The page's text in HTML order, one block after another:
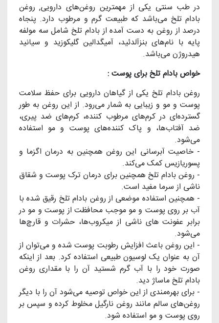
در طب سنتی یکی از مهمترین روغن‌های دارویی, روغن
بادام تلخ می‌باشد که طبیعت گرم و مرطوب دارد. پنجاه
درصد از روغن به دست آمده از بادام تلخ شامل سه مولفه
پایه با نام‌های بنزآلدئید، آمیگدالین گلیکوزید و سیانید
هیدروژن می‌باشد.
خواص بادام تلخ برای پوست :
روغن بادام تلخ یکی از گیاهان دارویی برای حفظ سلامت
پوست و مو و زیبایی به شمار می‌رود. از این روغن به طور
گسترده‌ای در کرم‌های مرطوب‌ کننده، کرم‌های ضد پیری،
ضد آفتاب‌ها، و پاک کننده‌های پوست و مو استفاده
می‌شود.
- خاصیت آبرسانی این روغن همچنین به درمان اگزما و
پسوریازیس کمک می‌کند.
- روغن بادام تلخ همچنین برای درمان ترک پوست و شقاق
ناشی از سرما مفید است.
- همچنین استفاده موضعی از روغن بادام تلخ رقیق شده با
آب بر روی پوست و مو موجب محافظت از پوست و مو در
برابر عفونت های ناشی از میکروب‌ها، حشرات و قارچ‌ها
می‌شود.
- این روغن باعث افزایش رطوبت پوست شده و می‌توان از
آن به عنوان یک لوسیون طبیعی استفاده کرد. بعد از اینکه
صورت خود را با آب گرم شستید آن را با مقداری روغن
بادام تلخ ماساژ دید.
- برای بهره‌مندی از این خواص توصیه می‌شود آن را با دیگر
روغن‌های سالم مانند روغن نارگیل مخلوط کرده و سپس بر
روی پوست و مو استفاده شود.